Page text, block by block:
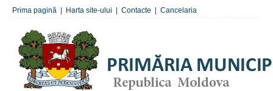
Prima pagină Harta site-ului Contacte Cancelaria